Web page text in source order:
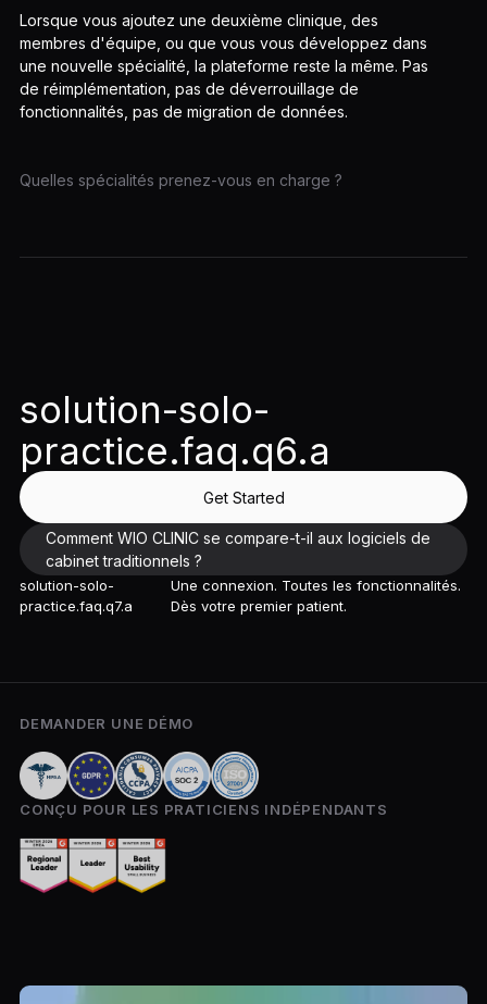
Lorsque vous ajoutez une deuxième clinique, des
membres d'équipe, ou que vous vous développez dans
une nouvelle spécialité, la plateforme reste la même. Pas
de réimplémentation, pas de déverrouillage de
fonctionnalités, pas de migration de données.
Quelles spécialités prenez-vous en charge ?
solution-solo-
practice.faq.q6.a
Get Started
Comment WIO CLINIC se compare-t-il aux logiciels de
cabinet traditionnels ?
solution-solo-
practice.faq.q7.a
Une connexion. Toutes les fonctionnalités.
Dès votre premier patient.
DEMANDER UNE DÉMO
CONÇU POUR LES PRATICIENS INDÉPENDANTS